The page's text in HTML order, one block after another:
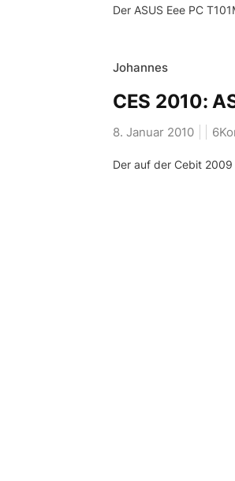
Der ASUS Eee PC
Johannes
CES 2010:
8. Januar 2010
Der auf der Cebit 2009